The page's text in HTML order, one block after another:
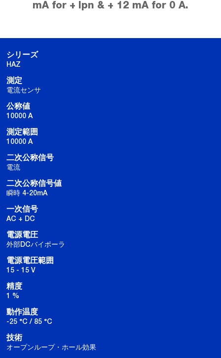
mA for + Ipn & + 12 mA for 0 A.
シリーズ
HAZ
測定
電流センサ
公称値
10000 A
測定範囲
10000 A
二次公称信号
電流
二次公称信号値
瞬時 4-20mA
一次信号
AC + DC
電源電圧
外部DCバイポーラ
電源電圧範囲
15 - 15 V
精度
1 %
動作温度
-25 °C / 85 °C
技術
オープンループ・ホール効果